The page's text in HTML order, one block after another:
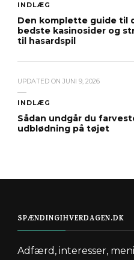
INDLÆG
Den komplette guide til
bedste kasinosider og
til hasardspil
UPDATED ON JUNI 9, 2026
INDLÆG
Sådan undgår du
udblødning på tøjet
SPÆNDINGIHVERDAGEN.DK
Adfærd, interesser,